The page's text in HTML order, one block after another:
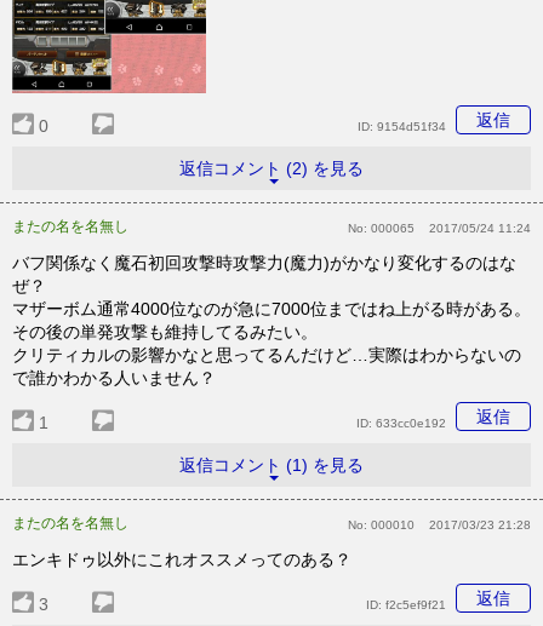
0 返信
ID: 9154d51f34
返信コメント (2) を見る
またの名を名無し No: 000065 2017/05/24 11:24
バフ関係なく魔石初回攻撃時攻撃力(魔力)がかなり変化するのはな
ぜ？
マザーボム通常4000位なのが急に7000位まではね上がる時がある。
その後の単発攻撃も維持してるみたい。
クリティカルの影響かなと思ってるんだけど…実際はわからないの
で誰かわかる人いません？
1 返信
ID: 633cc0e192
返信コメント (1) を見る
またの名を名無し No: 000010 2017/03/23 21:28
エンキドゥ以外にこれオススメってのある？
3 返信
ID: f2c5ef9f21